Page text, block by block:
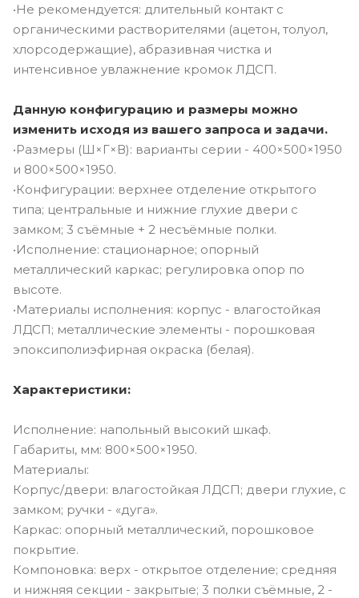
•Не рекомендуется: длительный контакт с
органическими растворителями (ацетон, толуол,
хлорсодержащие), абразивная чистка и
интенсивное увлажнение кромок ЛДСП.
Данную конфигурацию и размеры можно
изменить исходя из вашего запроса и задачи.
•Размеры (Ш×Г×В): варианты серии - 400×500×1950
и 800×500×1950.
•Конфигурации: верхнее отделение открытого
типа; центральные и нижние глухие двери с
замком; 3 съёмные + 2 несъёмные полки.
•Исполнение: стационарное; опорный
металлический каркас; регулировка опор по
высоте.
•Материалы исполнения: корпус - влагостойкая
ЛДСП; металлические элементы - порошковая
эпоксиполиэфирная окраска (белая).
Характеристики:
Исполнение: напольный высокий шкаф.
Габариты, мм: 800×500×1950.
Материалы:
Корпус/двери: влагостойкая ЛДСП; двери глухие, с
замком; ручки - «дуга».
Каркас: опорный металлический, порошковое
покрытие.
Компоновка: верх - открытое отделение; средняя
и нижняя секции - закрытые; 3 полки съёмные, 2 -